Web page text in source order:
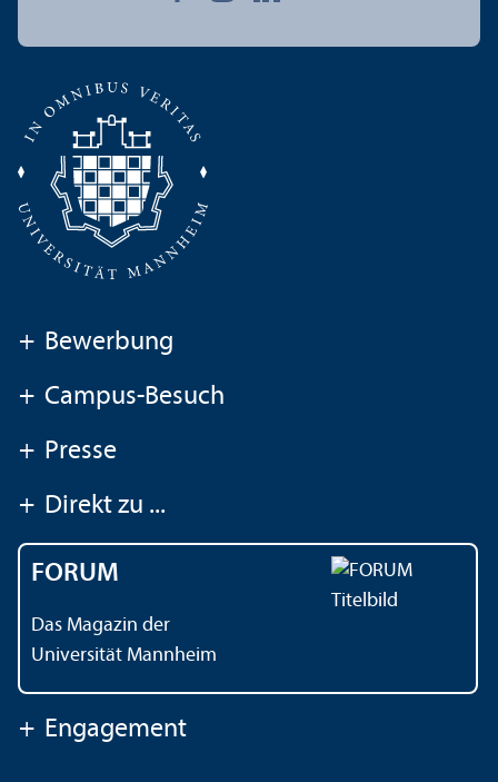
+ Bewerbung
+ Campus-Besuch
+ Presse
+ Direkt zu ...
FORUM
Das Magazin der
Universität Mannheim
+ Engagement